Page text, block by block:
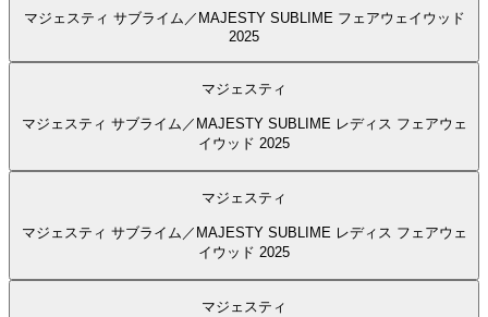
マジェスティ サブライム／MAJESTY SUBLIME フェアウェイウッド
2025
マジェスティ
マジェスティ サブライム／MAJESTY SUBLIME レディス フェアウェ
イウッド 2025
マジェスティ
マジェスティ サブライム／MAJESTY SUBLIME レディス フェアウェ
イウッド 2025
マジェスティ